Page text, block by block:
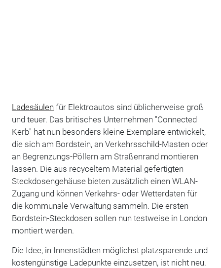
Ladesäulen für Elektroautos sind üblicherweise groß
und teuer. Das britisches Unternehmen "Connected
Kerb" hat nun besonders kleine Exemplare entwickelt,
die sich am Bordstein, an Verkehrsschild-Masten oder
an Begrenzungs-Pöllern am Straßenrand montieren
lassen. Die aus recyceltem Material gefertigten
Steckdosengehäuse bieten zusätzlich einen WLAN-
Zugang und können Verkehrs- oder Wetterdaten für
die kommunale Verwaltung sammeln. Die ersten
Bordstein-Steckdosen sollen nun testweise in London
montiert werden.
Die Idee, in Innenstädten möglichst platzsparende und
kostengünstige Ladepunkte einzusetzen, ist nicht neu.